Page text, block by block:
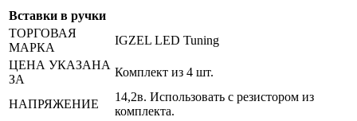
Вставки в ручки
ТОРГОВАЯ
МАРКА
IGZEL LED Tuning
ЦЕНА УКАЗАНА
ЗА
Комплект из 4 шт.
НАПРЯЖЕНИЕ
14,2в. Использовать с резистором из
комплекта.